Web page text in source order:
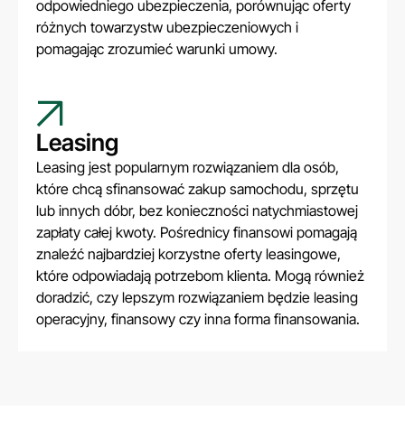
odpowiedniego ubezpieczenia, porównując oferty
różnych towarzystw ubezpieczeniowych i
pomagając zrozumieć warunki umowy.
Leasing
Leasing jest popularnym rozwiązaniem dla osób,
które chcą sfinansować zakup samochodu, sprzętu
lub innych dóbr, bez konieczności natychmiastowej
zapłaty całej kwoty. Pośrednicy finansowi pomagają
znaleźć najbardziej korzystne oferty leasingowe,
które odpowiadają potrzebom klienta. Mogą również
doradzić, czy lepszym rozwiązaniem będzie leasing
operacyjny, finansowy czy inna forma finansowania.